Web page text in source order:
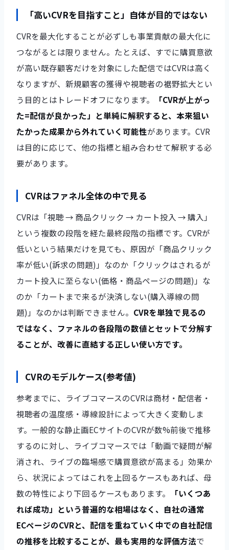
「高いCVRを目指すこと」自体が目的ではない
CVRを最大化することが必ずしも事業貢献の最大化に
つながるとは限りません。たとえば、すでに購買意欲
が高い既存顧客だけを対象にした配信ではCVRは高く
なりますが、新規顧客の獲得や視聴者の裾野拡大とい
う目的とはトレードオフになります。
「CVRが上がっ
た=配信が良かった」と単純に解釈すると、本来狙い
たかった成果から外れていく可能性があります。CVR
は目的に応じて、他の指標と組み合わせて解釈する必
要があります。
CVRはファネル全体の中で見る
CVRは「視聴 → 商品クリック → カート投入 → 購入」
という複数の段階を経た最終段階の指標です。CVRが
低いという結果だけを見ても、原因が「商品クリック
率が低い(訴求の問題)」なのか「クリックはされるが
カート投入に至らない(価格・商品ページの問題)」な
のか「カートまで来るが決済しない(購入導線の問
題)」なのかは判断できません。 CVRを単独で見るの
ではなく、ファネルの各段階の数値とセットで分解す
ることが、改善に直結する正しい使い方です。
CVRのモデルケース(参考値)
参考までに、ライブコマースのCVRは商材・配信者・
視聴者の温度感・導線設計によって大きく変動しま
す。一般的な静止画ECサイトのCVRが数%前後で推移
するのに対し、ライブコマースでは「動画で疑問が解
消され、ライブの臨場感で購買意欲が高まる」効果か
ら、状況によってはこれを上回るケースもあれば、母
数の特性により下回るケースもあります。
「いくつあ
れば成功」という普遍的な相場はなく、自社の通常
ECページのCVRと、配信を重ねていく中での自社配信
の推移を比較することが、最も実用的な評価方法で